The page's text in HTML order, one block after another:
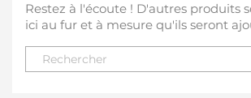
Restez à l'écoute ! D'autres produits
ici au fur et à mesure qu'ils seront